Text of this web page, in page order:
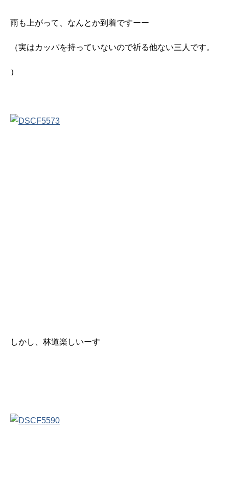
雨も上がって、なんとか到着ですーー
（実はカッパを持っていないので祈る他ない三人です。
）
しかし、林道楽しいーす